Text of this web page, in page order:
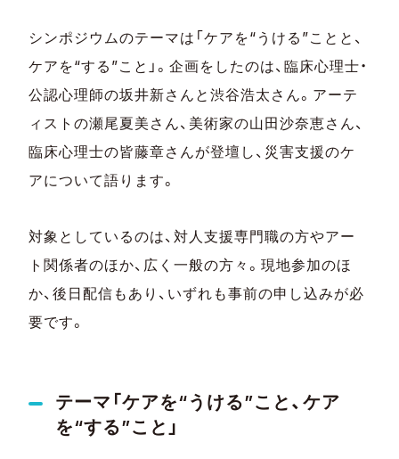
シンポジウムのテーマは「ケアを“うける”ことと、
ケアを“する”こと」。企画をしたのは、臨床心理士・
公認心理師の坂井新さんと渋谷浩太さん。アーテ
ィストの瀬尾夏美さん、美術家の山田沙奈恵さん、
臨床心理士の皆藤章さんが登壇し、災害支援のケ
アについて語ります。
対象としているのは、対人支援専門職の方やアー
ト関係者のほか、広く一般の方々。現地参加のほ
か、後日配信もあり、いずれも事前の申し込みが必
要です。
テーマ「ケアを“うける”こと、ケア
を“する”こと」